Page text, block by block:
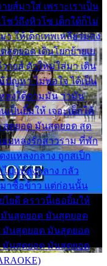
ยส์มาใส่ เพราะเราเป็น
ชว์ถึงหิวโซ เด็กใต้ก็ไม่
ให้เด็กเทพเหลียวมอง
สุดยอด เดินโยกย้ายเย
ายส์ ตัวใหม่ใส่มา เดิน
ปัญหา ไม่พอใจ ได้เป็น
ลงใต้ถามมัน ว่ามัน
ป็นยิ้มให้ เจอะเด็กใต้
สุดยอด มันสุดยอด สุด
บหลงรักสาวราม ที่พัก
งแหลงกลาง ถูกสเป็ก
ไปแหลงกลาง กลัว
มาซื้อข้าว แต่ก่อนนั้น
ไยดี คราวนี้เธอยิ้มให้
มันสุดยอด มันสุดยอด
นสุดยอด มันสุดยอด
นสุดยอด มันสุดยอด